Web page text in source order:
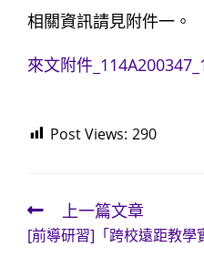
相關資訊請見附件一。
來文附件
Post Views: 290
Read
more
上一篇文章
[前導研習]「跨校遠距教學